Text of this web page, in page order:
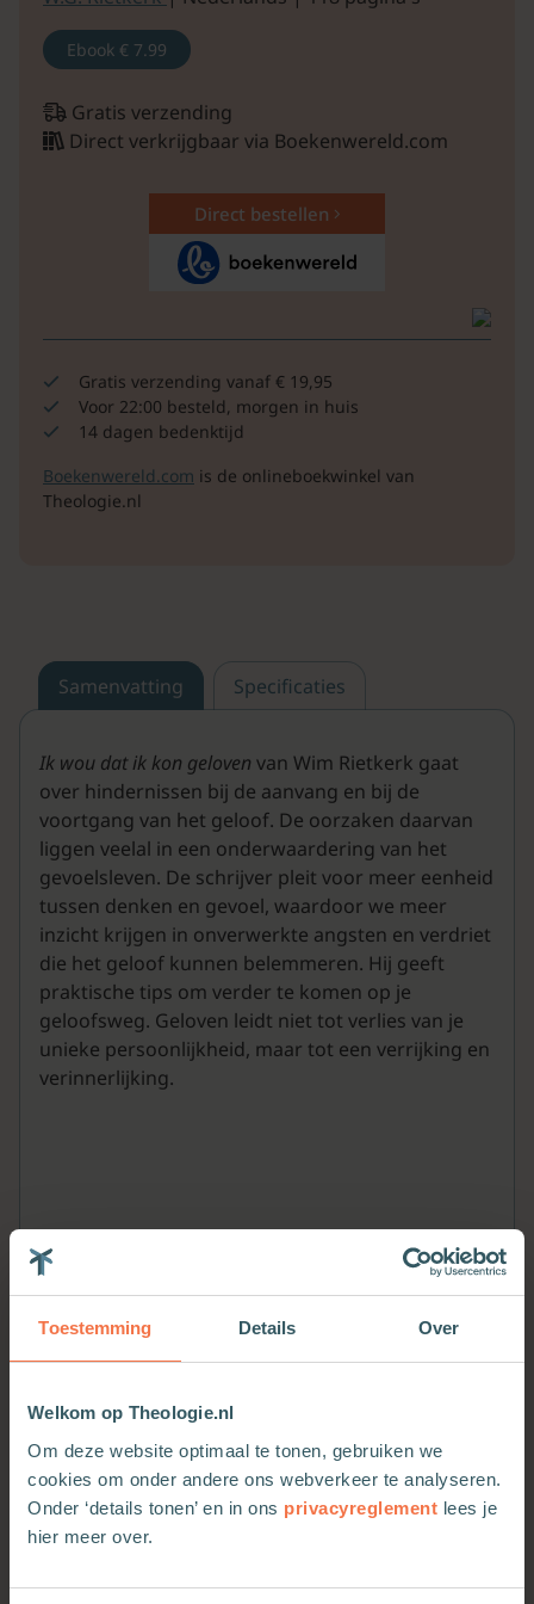
Toestemming Details Over
Welkom op Theologie.nl
Om deze website optimaal te tonen, gebruiken we
cookies om onder andere ons webverkeer te analyseren.
Onder ‘details tonen’ en in ons privacyreglement lees je
hier meer over.
Ebook € 7.99
Gratis verzending
Direct verkrijgbaar via Boekenwereld.com
Direct bestellen
Gratis verzending vanaf € 19,95
Voor 22:00 besteld, morgen in huis
14 dagen bedenktijd
Boekenwereld.com is de onlineboekwinkel van
Theologie.nl
Samenvatting Specificaties
Ik wou dat ik kon geloven van Wim Rietkerk gaat
over hindernissen bij de aanvang en bij de
voortgang van het geloof. De oorzaken daarvan
liggen veelal in een onderwaardering van het
gevoelsleven. De schrijver pleit voor meer eenheid
tussen denken en gevoel, waardoor we meer
inzicht krijgen in onverwerkte angsten en verdriet
die het geloof kunnen belemmeren. Hij geeft
praktische tips om verder te komen op je
geloofsweg. Geloven leidt niet tot verlies van je
unieke persoonlijkheid, maar tot een verrijking en
verinnerlijking.
Meer van deze auteur